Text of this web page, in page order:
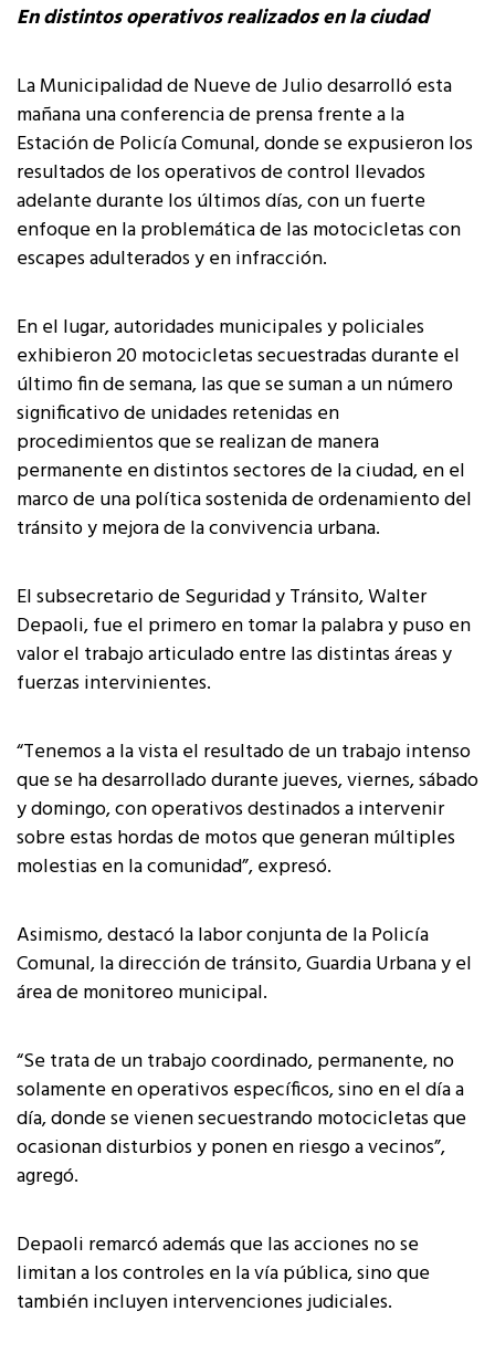
En distintos operativos realizados en la ciudad
La Municipalidad de Nueve de Julio desarrolló esta
mañana una conferencia de prensa frente a la
Estación de Policía Comunal, donde se expusieron los
resultados de los operativos de control llevados
adelante durante los últimos días, con un fuerte
enfoque en la problemática de las motocicletas con
escapes adulterados y en infracción.
En el lugar, autoridades municipales y policiales
exhibieron 20 motocicletas secuestradas durante el
último fin de semana, las que se suman a un número
significativo de unidades retenidas en
procedimientos que se realizan de manera
permanente en distintos sectores de la ciudad, en el
marco de una política sostenida de ordenamiento del
tránsito y mejora de la convivencia urbana.
El subsecretario de Seguridad y Tránsito, Walter
Depaoli, fue el primero en tomar la palabra y puso en
valor el trabajo articulado entre las distintas áreas y
fuerzas intervinientes.
“Tenemos a la vista el resultado de un trabajo intenso
que se ha desarrollado durante jueves, viernes, sábado
y domingo, con operativos destinados a intervenir
sobre estas hordas de motos que generan múltiples
molestias en la comunidad”, expresó.
Asimismo, destacó la labor conjunta de la Policía
Comunal, la dirección de tránsito, Guardia Urbana y el
área de monitoreo municipal.
“Se trata de un trabajo coordinado, permanente, no
solamente en operativos específicos, sino en el día a
día, donde se vienen secuestrando motocicletas que
ocasionan disturbios y ponen en riesgo a vecinos”,
agregó.
Depaoli remarcó además que las acciones no se
limitan a los controles en la vía pública, sino que
también incluyen intervenciones judiciales.